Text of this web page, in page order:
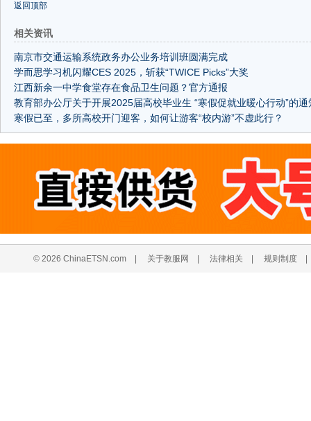
返回顶部
相关资讯
南京市交通运输系统政务办公业务培训班圆满完成
学而思学习机闪耀CES 2025，斩获“TWICE Picks”大奖
江西新余一中学食堂存在食品卫生问题？官方通报
教育部办公厅关于开展2025届高校毕业生 “寒假促就业暖心行动”的通
寒假已至，多所高校开门迎客，如何让游客“校内游”不虚此行？
© 2026 ChinaETSN.com| 关于教服网 法律相关 规则制度